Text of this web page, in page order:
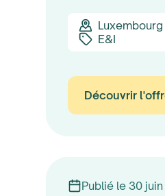
Luxembourg
E&I
Découvrir
Publié le 30